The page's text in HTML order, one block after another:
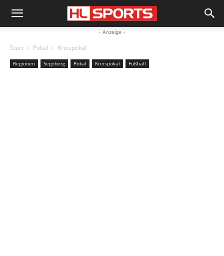
- Anzeige -
Start Pokal Kreispokal
Regionen Segeberg Pokal Kreispokal Fußball